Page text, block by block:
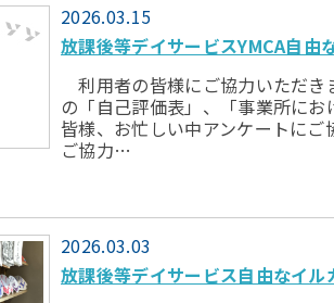
2026.03.15
放課後等デイサービスYMCA自由
利用者の皆様にご協力いただ
の「自己評価表」、「事業所に
皆様、お忙しい中アンケートに
ご協力…
2026.03.03
放課後等デイサービス自由なイル